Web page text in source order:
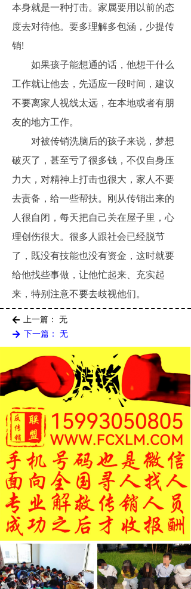
本身就是一种打击。家属要用以前的态
度去对待他。要多理解多包涵，少提传
销!
如果孩子能想通的话，他想干什么
工作就让他去，先适应一段时间，建议
不要离家人视线太远，在本地或者有朋
友的地方工作。
对被传销洗脑后的孩子来说，梦想
破灭了，甚至亏了很多钱，不仅自身压
力大，对精神上打击也很大，家人不要
去责备，给一些帮扶。刚从传销出来的
人很自闭，每天把自己关在屋子里，心
理创伤很大。很多人跟社会已经脱节
了，既没有技能也没有资金，这时就要
给他找些事做，让他忙起来、充实起
来，特别注意不要去歧视他们。
녔 上一篇： 无
녒 下一篇： 无